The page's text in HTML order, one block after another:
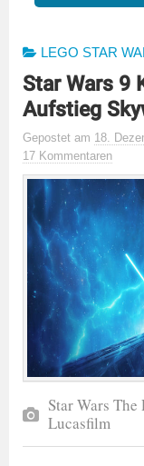
LEGO STAR
Star Wars 9
Aufstieg
Gepostet am 18.
17 Kommentaren
Star Wars
Lucasfilm